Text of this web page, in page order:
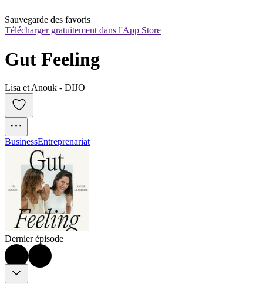
Sauvegarde des favoris
Télécharger gratuitement dans l'App Store
Gut Feeling
Lisa et Anouk - DIJO
BusinessEntreprenariat
Dernier épisode